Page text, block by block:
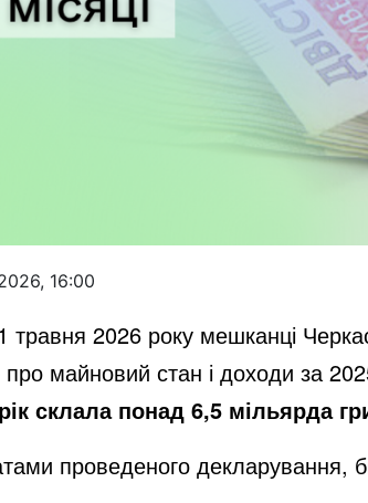
16:00
2026 року мешканці
майновий стан і доходи за
рік склала понад 6,5 мільярда
проведеного декларування,